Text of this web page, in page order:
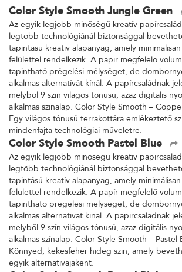
Color Style Smooth Jungle Green
Az egyik legjobb minőségű kreatív
legtöbb technológiánál biztonsággal
tapintású kreatív alapanyag, amely
felülettel rendelkezik. A papír megfelelő
tapintható prégelési mélységet, de
alkalmas alternatívát kínál. A papírcsaládnak
melyből 9 szín világos tónusú, azaz digitális
alkalmas színalap. Color Style Smooth –
Egy világos tónusú terrakottára emlékeztető
mindenfajta technológiai műveletre.
Color Style Smooth Pastel Blue
Az egyik legjobb minőségű kreatív
legtöbb technológiánál biztonsággal
tapintású kreatív alapanyag, amely
felülettel rendelkezik. A papír megfelelő
tapintható prégelési mélységet, de
alkalmas alternatívát kínál. A papírcsaládnak
melyből 9 szín világos tónusú, azaz digitális
alkalmas színalap. Color Style Smooth – Pastel
Könnyed, kékesfehér hideg szín, amely
egyik alternatívájaként.